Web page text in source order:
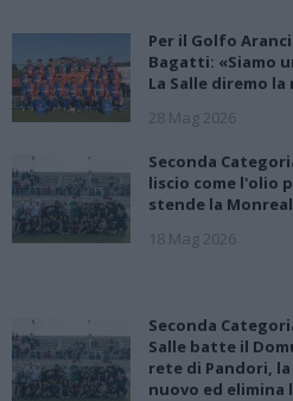
Per il Golfo
Bagatti: «Siamo
La Salle diremo
28 Mag 2026
Seconda
liscio come l'olio
stende la
18 Mag 2026
Seconda
Salle batte il
rete di Pandori,
nuovo ed elimina